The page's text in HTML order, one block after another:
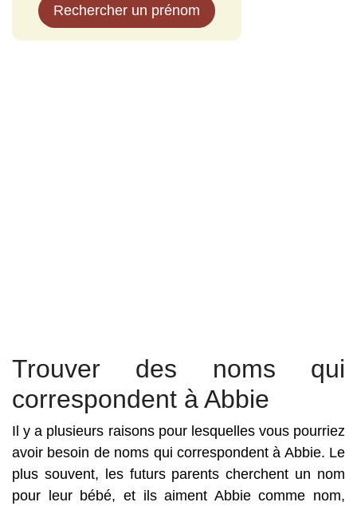
Rechercher un prénom
Trouver des noms qui
correspondent à Abbie
Il y a plusieurs raisons pour lesquelles vous pourriez
avoir besoin de noms qui correspondent à Abbie. Le
plus souvent, les futurs parents cherchent un nom
pour leur bébé, et ils aiment Abbie comme nom,